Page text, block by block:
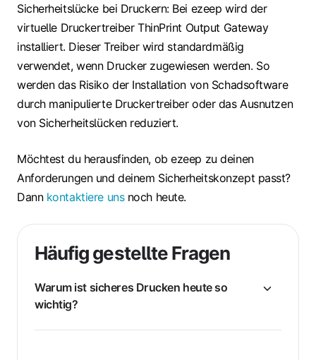
Sicherheitslücke bei Druckern: Bei ezeep wird der
virtuelle Druckertreiber ThinPrint Output Gateway
installiert. Dieser Treiber wird standardmäßig
verwendet, wenn Drucker zugewiesen werden. So
werden das Risiko der Installation von Schadsoftware
durch manipulierte Druckertreiber oder das Ausnutzen
von Sicherheitslücken reduziert.
Möchtest du herausfinden, ob ezeep zu deinen
Anforderungen und deinem Sicherheitskonzept passt?
Dann kontaktiere unsnoch heute.
Häufig gestellte Fragen
Warum ist sicheres Drucken heute so
wichtig?